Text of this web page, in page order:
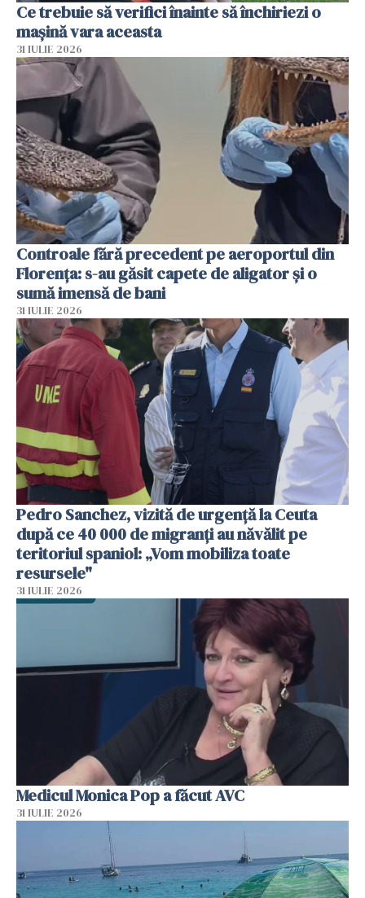
Ce trebuie să verifici înainte să închiriezi o
mașină vara aceasta
31 IULIE 2026
Controale fără precedent pe aeroportul din
Florența: s-au găsit capete de aligator și o
sumă imensă de bani
31 IULIE 2026
Pedro Sanchez, vizită de urgență la Ceuta
după ce 40 000 de migranți au năvălit pe
teritoriul spaniol: „Vom mobiliza toate
resursele"
31 IULIE 2026
Medicul Monica Pop a făcut AVC
31 IULIE 2026